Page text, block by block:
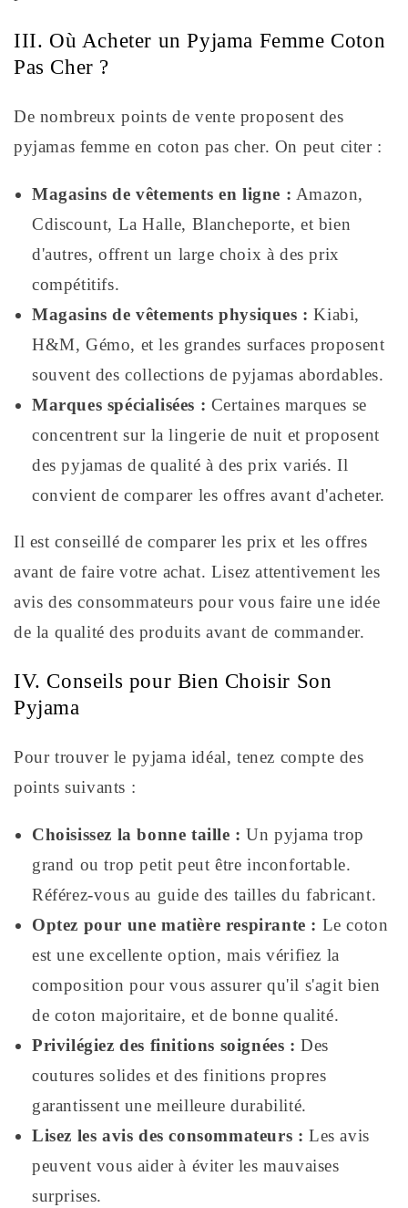
III. Où Acheter un Pyjama Femme Coton
Pas Cher ?
De nombreux points de vente proposent des
pyjamas femme en coton pas cher. On peut citer :
Magasins de vêtements en ligne : Amazon,
Cdiscount, La Halle, Blancheporte, et bien
d'autres, offrent un large choix à des prix
compétitifs.
Magasins de vêtements physiques : Kiabi,
H&M, Gémo, et les grandes surfaces proposent
souvent des collections de pyjamas abordables.
Marques spécialisées : Certaines marques se
concentrent sur la lingerie de nuit et proposent
des pyjamas de qualité à des prix variés. Il
convient de comparer les offres avant d'acheter.
Il est conseillé de comparer les prix et les offres
avant de faire votre achat. Lisez attentivement les
avis des consommateurs pour vous faire une idée
de la qualité des produits avant de commander.
IV. Conseils pour Bien Choisir Son
Pyjama
Pour trouver le pyjama idéal, tenez compte des
points suivants :
Choisissez la bonne taille : Un pyjama trop
grand ou trop petit peut être inconfortable.
Référez-vous au guide des tailles du fabricant.
Optez pour une matière respirante : Le coton
est une excellente option, mais vérifiez la
composition pour vous assurer qu'il s'agit bien
de coton majoritaire, et de bonne qualité.
Privilégiez des finitions soignées : Des
coutures solides et des finitions propres
garantissent une meilleure durabilité.
Lisez les avis des consommateurs : Les avis
peuvent vous aider à éviter les mauvaises
surprises.